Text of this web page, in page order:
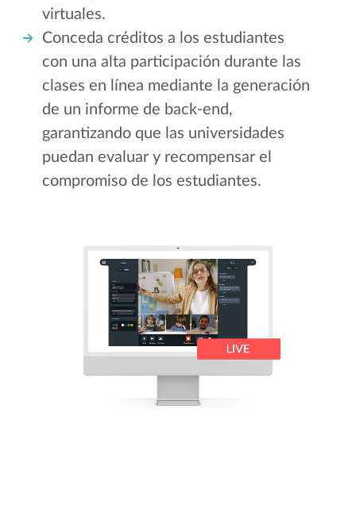
virtuales.
Conceda créditos a los estudiantes
con una alta participación durante las
clases en línea mediante la generación
de un informe de back-end,
garantizando que las universidades
puedan evaluar y recompensar el
compromiso de los estudiantes.